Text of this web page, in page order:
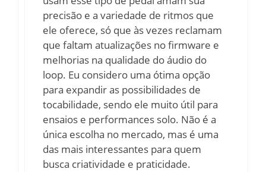
precisão e a variedade de ritmos que
ele oferece, só que às vezes reclamam
que faltam atualizações no firmware e
melhorias na qualidade do áudio do
loop. Eu considero uma ótima opção
para expandir as possibilidades de
tocabilidade, sendo ele muito útil para
ensaios e performances solo. Não é a
única escolha no mercado, mas é uma
das mais interessantes para quem
busca criatividade e praticidade.